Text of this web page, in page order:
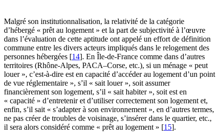
Malgré son institutionnalisation, la relativité de la catégorie
d’hébergé « prêt au logement » et la part de subjectivité à l’œuvre
dans l’évaluation de cette aptitude ont appelé un effort de définition
commune entre les divers acteurs impliqués dans le relogement des
personnes hébergées [14]. En Île-de-France comme dans d’autres
territoires (Rhône-Alpes, PACA–Corse, etc.), si un ménage « peut
louer », c’est-à-dire est en capacité d’accéder au logement d’un point
de vue réglementaire », s’il « sait louer », soit assumer
financièrement son logement, s’il « sait habiter », soit est en
« capacité » d’entretenir et d’utiliser correctement son logement et,
enfin, s’il sait « s’adapter à son environnement », en d’autres termes,
ne pas créer de troubles de voisinage, s’insérer dans le quartier, etc.,
il sera alors considéré comme « prêt au logement » [15].